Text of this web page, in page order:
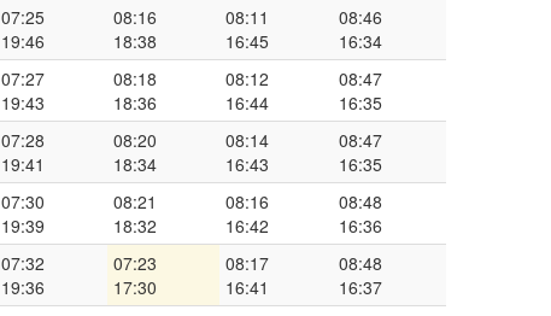
07:25
19:46
08:16
18:38
08:11
16:45
08:46
16:34
07:27
19:43
08:18
18:36
08:12
16:44
08:47
16:35
07:28
19:41
08:20
18:34
08:14
16:43
08:47
16:35
07:30
19:39
08:21
18:32
08:16
16:42
08:48
16:36
07:32
19:36
07:23
17:30
08:17
16:41
08:48
16:37